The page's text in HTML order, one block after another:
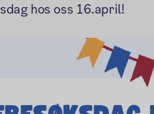
hos oss 16.april!